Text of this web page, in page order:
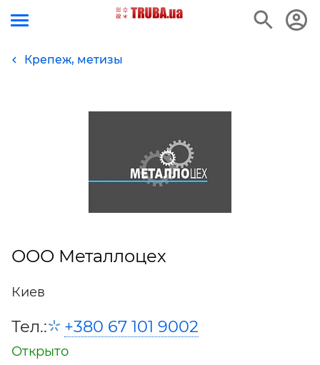
Крепеж, метизы
ООО Металлоцех
Киев
Тел.: +380 67 101 9002
Открыто